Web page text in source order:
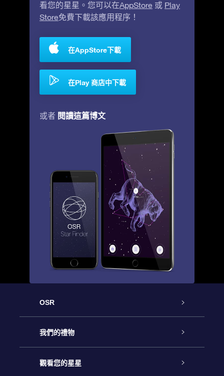
看您的星星。您可以在AppStore 或 Play
Store免費下載該應用程序！
在AppStore下載
在Play 商店中下載
或者 閱讀這篇博文
OSR
客戶服務
聯繫我們
我們的禮物
Online Star禮物
觀看您的星星